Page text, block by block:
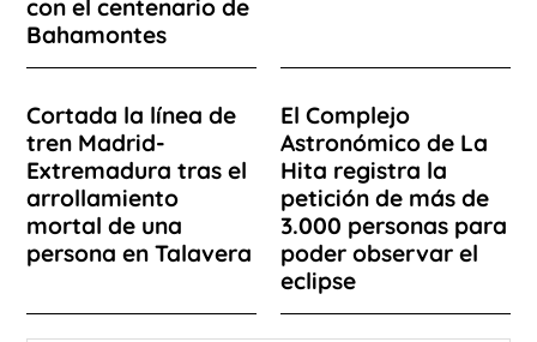
con el centenario de
Bahamontes
Cortada la línea de
tren Madrid-
Extremadura tras el
arrollamiento
mortal de una
persona en Talavera
El Complejo
Astronómico de La
Hita registra la
petición de más de
3.000 personas para
poder observar el
eclipse